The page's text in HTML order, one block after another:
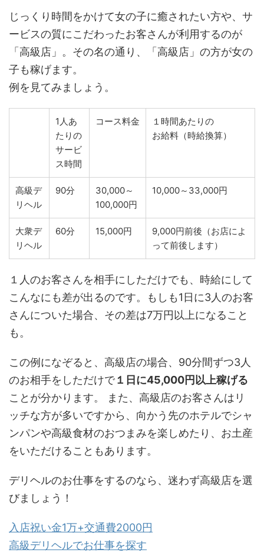
じっくり時間をかけて女の子に癒されたい方や、サ
ービスの質にこだわったお客さんが利用するのが
「高級店」。その名の通り、「高級店」の方が女の
子も稼げます。
例を見てみましょう。
1人あ
たりの
サービ
ス時間
コース料金
１時間あたりの
お給料（時給換算）
高級デ
リヘル
90分
30,000～
100,000円
10,000～33,000円
大衆デ
リヘル
60分 15,000円
9,000円前後（お店によ
って前後します）
１人のお客さんを相手にしただけでも、時給にして
こんなにも差が出るのです。もしも1日に3人のお客
さんについた場合、その差は7万円以上になること
も。
この例になぞると、高級店の場合、90分間ずつ3人
のお相手をしただけで１日に45,000円以上稼げる
ことが分かります。 また、高級店のお客さんはリ
ッチな方が多いですから、向かう先のホテルでシャ
ンパンや高級食材のおつまみを楽しめたり、お土産
をいただけることもあります。
デリヘルのお仕事をするのなら、迷わず高級店を選
びましょう！
入店祝い金1万+交通費2000円
高級デリヘルでお仕事を探す